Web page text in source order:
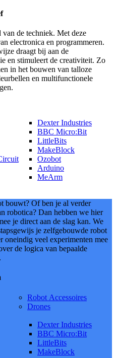
de techniek. Met deze
electronica en programmeren.
draagt bij aan de
en stimuleert de creativiteit. Zo
in het bouwen van talloze
en multifunctionele
Dexter Industries
BBC Micro:Bit
LittleBits
MakeBlock
Ozobot
Arduino
MeArm
bouwt? Of ben je al verder
robotica? Dan hebben we hier
je direct aan de slag kan. We
je zelfgebouwde robot
oneindig veel experimenten mee
de logica van bepaalde
Robot Accessoires
Drones
Dexter Industries
BBC Micro:Bit
LittleBits
MakeBlock